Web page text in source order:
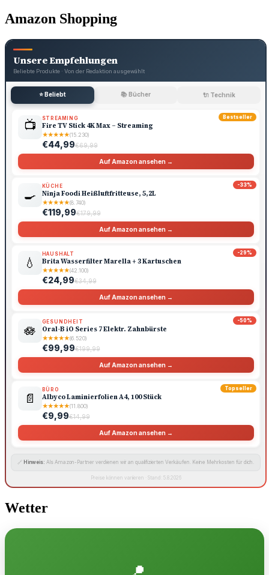
Amazon Shopping
Unsere Empfehlungen
Beliebte Produkte · Von der Redaktion ausgewählt
⭐ Beliebt 📚 Bücher 🔌 Technik
Bestseller
📺 STREAMING
Fire TV Stick 4K Max – Streaming
★★★★★(15.230)
€44,99€69,99
Auf Amazon ansehen →
-33%
🍳
KÜCHE
Ninja Foodi Heißluftfritteuse, 5,2L
★★★★★(8.740)
€119,99€179,99
Auf Amazon ansehen →
-29%
💧
HAUSHALT
Brita Wasserfilter Marella + 3 Kartuschen
★★★★★(42.100)
€24,99€34,99
Auf Amazon ansehen →
-50%
🪷
GESUNDHEIT
Oral-B iO Series 7 Elektr. Zahnbürste
★★★★★(6.520)
€99,99€199,99
Auf Amazon ansehen →
Topseller
📄
BÜRO
Albyco Laminierfolien A4, 100 Stück
★★★★★(11.800)
€9,99€14,99
Auf Amazon ansehen →
🔗 Hinweis: Als Amazon-Partner verdienen wir an qualifizierten Verkäufen. Keine Mehrkosten für dich.
Preise können variieren · Stand: 5.8.2026
Wetter